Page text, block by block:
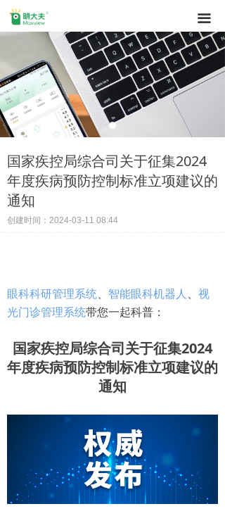
끀
国家疾控局综合司关于征集2024
年度疾病预防控制标准立项建议的
通知
创建时间： 2024-03-11 08:44
眼科科研管理系统、 智能眼科机器人 、 视
光门诊管理系统带您一起科普：
国家疾控局综合司关于征集2024
年度疾病预防控制标准立项建议的
通知